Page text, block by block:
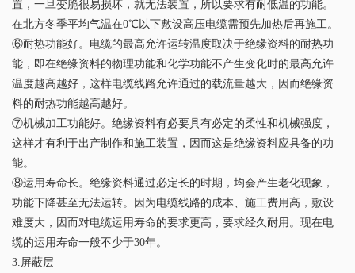
置，一旦变脆很易损坏，就无法装置，所以要求有耐低温的功能。
在北方冬季平均气温在0℃以下敷设高压电缆需预先加热后再施工。
⑥耐热功能好。电缆的最高允许运转温度取决于绝缘资料的耐热功
能，即在绝缘资料的物理功能和化学功能不产生变化时的最高允许
温度越高越好，这样电缆线路允许通过的载流量越大，因而绝缘资
料的耐热功能越高越好。
⑦机械加工功能好。绝缘资料有必要具有必定的柔性和机械强度，
这样才有利于出产制作和施工装置，因而这是绝缘资料应具备的功
能。
⑧运用寿命长。绝缘资料通过必定长的时期，均会产生老化现象，
功能下降甚至无法运转。因为电缆线路的成本、施工费用高，敷设
难度大，因而对电缆运用寿命的要求更高，要求经久耐用。现在电
缆的运用寿命一般不少于30年。
3.屏蔽层